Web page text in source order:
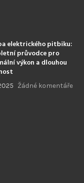
elektrického pitbiku:
průvodce pro
výkon a dlouhou
Žádné komentáře